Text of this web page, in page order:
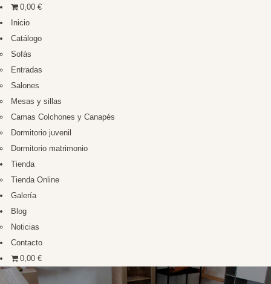
0,00 €
Inicio
Catálogo
Sofás
Entradas
Salones
Mesas y sillas
Camas Colchones y Canapés
Dormitorio juvenil
Dormitorio matrimonio
Tienda
Tienda Online
Galería
Blog
Noticias
Contacto
0,00 €